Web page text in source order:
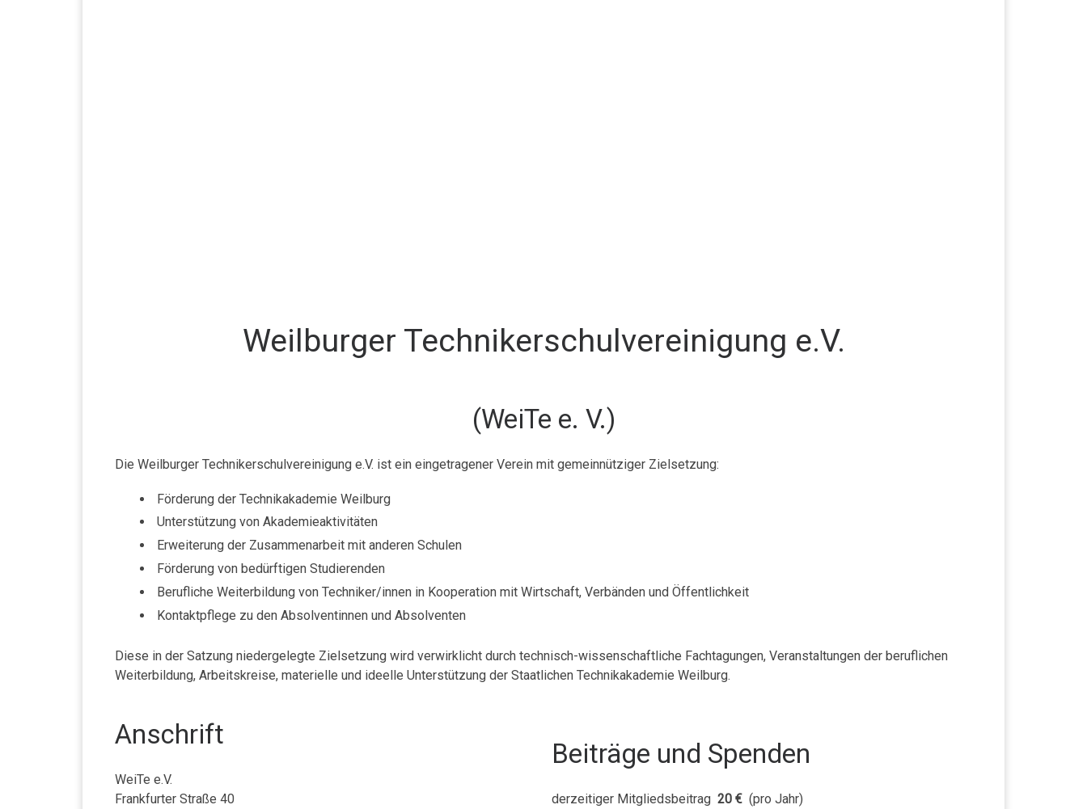
Weilburger Technikerschulvereinigung e.V.
(WeiTe e. V.)
Die Weilburger Technikerschulvereinigung e.V. ist ein eingetragener Verein mit gemeinnütziger Zielsetzung:
Förderung der Technikakademie Weilburg
Unterstützung von Akademieaktivitäten
Erweiterung der Zusammenarbeit mit anderen Schulen
Förderung von bedürftigen Studierenden
Berufliche Weiterbildung von Techniker/innen in Kooperation mit Wirtschaft, Verbänden und Öffentlichkeit
Kontaktpflege zu den Absolventinnen und Absolventen
Diese in der Satzung niedergelegte Zielsetzung wird verwirklicht durch technisch-wissenschaftliche Fachtagungen, Veranstaltungen der beruflichen
Weiterbildung, Arbeitskreise, materielle und ideelle Unterstützung der Staatlichen Technikakademie Weilburg.
Anschrift
WeiTe e.V.
Frankfurter Straße 40
Beiträge und Spenden
derzeitiger Mitgliedsbeitrag 20 € (pro Jahr)